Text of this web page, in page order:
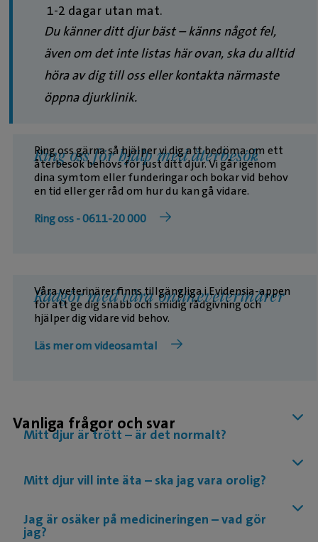
1-2 dagar utan mat.
Du känner ditt djur bäst – känns något fel,
även om det inte listas här ovan, ska du alltid
höra av dig till oss eller kontakta närmaste
öppna djurklinik.
Ring oss för hjälp med återbesök
Ring oss gärna så hjälper vi dig att bedöma om ett
återbesök behövs för just ditt djur. Vi går igenom
dina symtom eller funderingar och bokar vid behov
en tid eller ger råd om hur du kan gå vidare.
Ring oss - 0611-20 000
Rådgör med våra onlineveterinärer
Våra veterinärer finns tillgängliga i Evidensia-appen
för att ge dig snabb och smidig rådgivning och
hjälper dig vidare vid behov.
Läs mer om videosamtal
Vanliga frågor och svar
Mitt djur är trött – är det normalt?
Mitt djur vill inte äta – ska jag vara orolig?
Jag är osäker på medicineringen – vad gör
jag?